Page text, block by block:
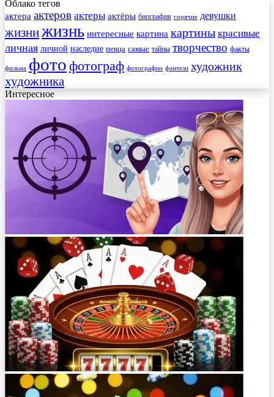
Облако тегов
актера актеров актеры актёры биография горячие девушки
жизнижизнь интересные картина картины красивые
личная личной наследие певца самые тайны творчество факты
фильма фото фотограф фотографии фэнтези художник
художника
Интересное